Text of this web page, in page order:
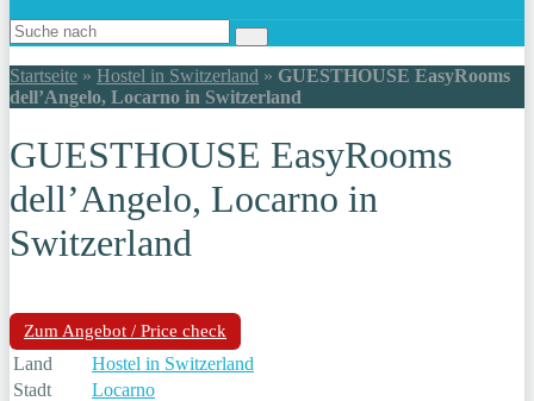
Startseite » Hostel in Switzerland » GUESTHOUSE EasyRooms
dell’Angelo, Locarno in Switzerland
GUESTHOUSE EasyRooms
dell’Angelo, Locarno in
Switzerland
Zum Angebot / Price check
Land
Hostel in Switzerland
Stadt
Locarno